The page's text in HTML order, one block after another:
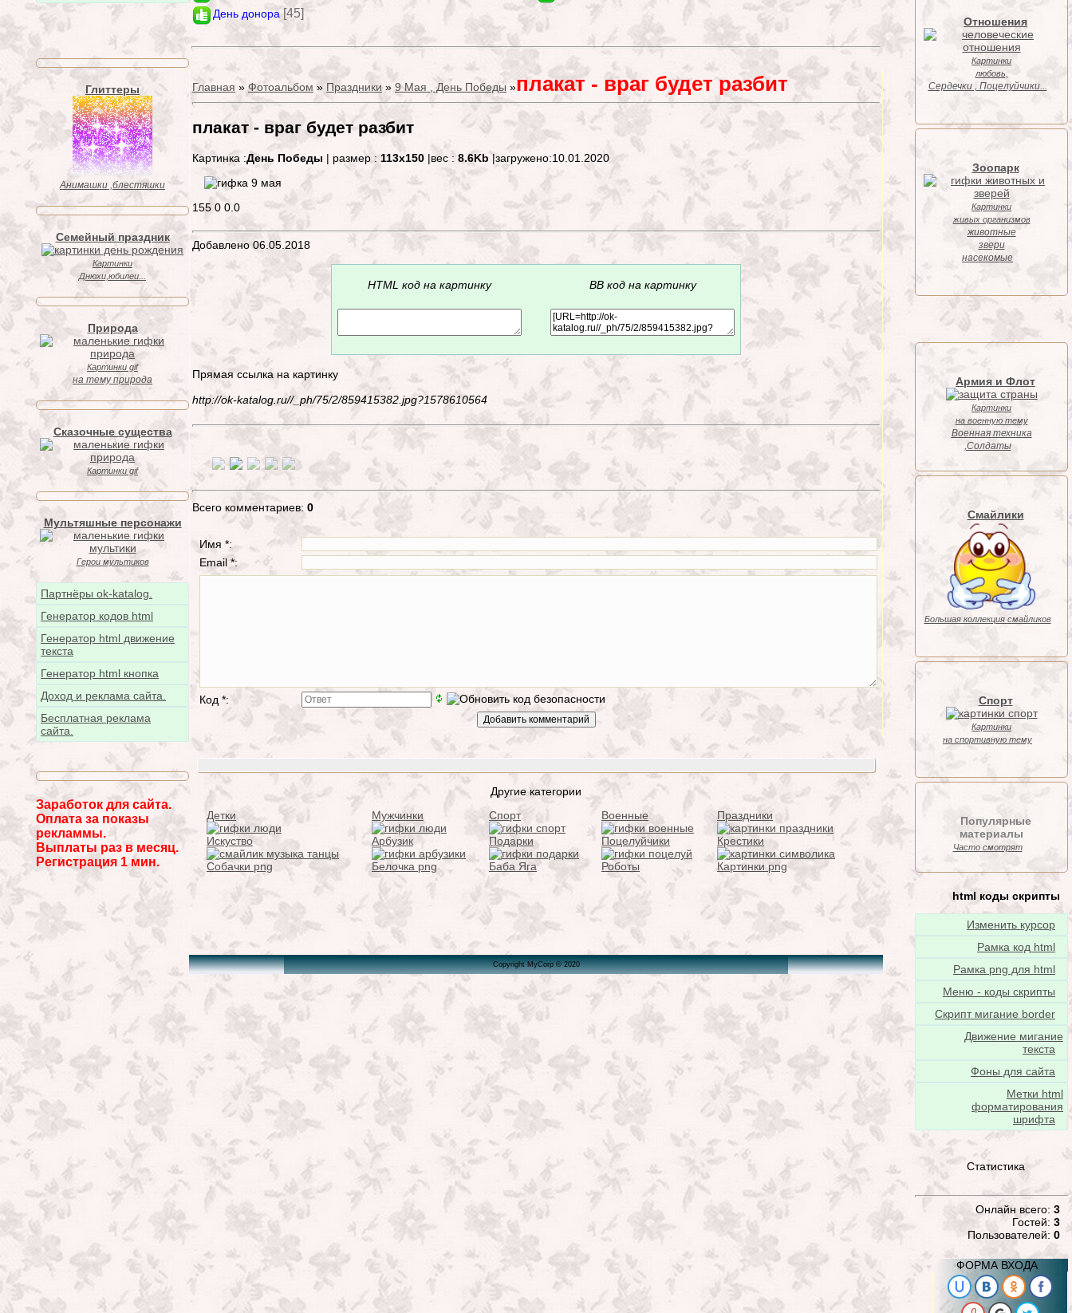
Глиттеры
Анимашки ,блестяшки
Семейный праздник
Картинки
Днюхи,юбилеи...
Природа
Картинки gif
на тему природа
Сказочные существа
Картинки gif
Мультяшные персонажи
Герои мультиков
Партнёры ok-katalog.
Генератор кодов html
Генератор html движение
текста
Генератор html кнопка
Доход и реклама сайта.
Бесплатная реклама
сайта.
Заработок для сайта.
Оплата за показы
рекламмы.
Выплаты раз в месяц.
Регистрация 1 мин.
День донора [45]
Главная » Фотоальбом » Праздники » 9 Мая , День Победы »плакат - враг будет разбит
плакат - враг будет разбит
Картинка :День Победы | размер : 113x150 |вес : 8.6Kb |загружено:10.01.2020
155 0 0.0
Добавлено 06.05.2018
HTML код на картинку BB код на картинку
Прямая ссылка на картинку
http://ok-katalog.ru//_ph/75/2/859415382.jpg?1578610564
Всего комментариев: 0
Имя *:
Email *:
Код *:
Другие категории
Детки
Мужчинки Спорт Военные
Праздники
Искуство
Арбузик Подарки Поцелуйчики
Крестики
Собачки png
Белочка png Баба Яга Роботы Картинки png
Copyright MyCorp © 2020
Отношения
Картинки
любовь,
Cердечки , Поцелуйчики...
Зоопарк
Картинки
живых организмов
животные
звери
насекомые
Армия и Флот
Картинки
на военную тему
Военная техника
,Солдаты
Смайлики
Большая коллекция смайликов
Спорт
Картинки
на спортивную тему
Популярные
материалы
Часто смотрят
html коды скрипты
Изменить курсор
Рамка код html
Рамка png для html
Меню - коды скрипты
Скрипт мигание border
Движение мигание
текста
Фоны для сайта
Метки html
форматирования
шрифта
Статистика
Онлайн всего: 3
Гостей: 3
Пользователей: 0
ФОРМА ВХОДА